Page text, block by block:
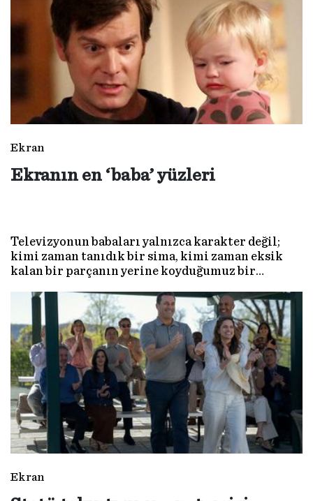
Ekran
Ekranın en ‘baba’ yüzleri
Televizyonun babaları yalnızca karakter değil;
kimi zaman tanıdık bir sima, kimi zaman eksik
kalan bir parçanın yerine koyduğumuz bir
unutulmaz baba karakterlerini bir kez daha
anıyoruz. Hem gülümseyerek, hem biraz geçmişe
dalarak…
Ekran